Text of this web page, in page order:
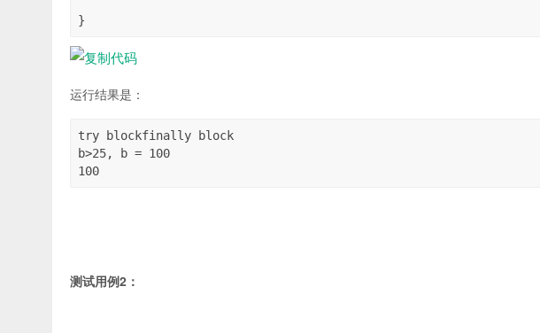
}
运行结果是：
try blockfinally block
b>25, b = 100
100
测试用例2：